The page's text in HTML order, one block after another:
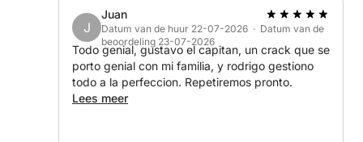
J
Juan
Datum van de huur 22-07-2026 · Datum van de
beoordeling 23-07-2026
Todo genial, gustavo el capitan, un crack que se
porto genial con mi familia, y rodrigo gestiono
todo a la perfeccion. Repetiremos pronto.
Lees meer